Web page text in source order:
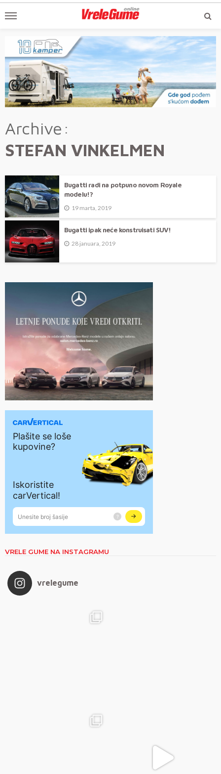
Archive
STEFAN VINKELMEN
Bugatti radi na potpuno novom Royale
modelu!?
19 marta, 2019
Bugatti ipak neće konstruisati SUV!
28 januara, 2019
VRELE GUME NA INSTAGRAMU
vrelegume